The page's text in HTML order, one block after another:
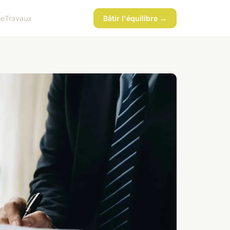
Travaux Bâtir l'équilibre →